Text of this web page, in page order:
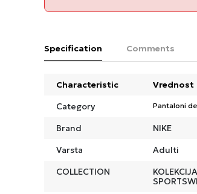
Specification Comments
Characteristic
Vrednost
Category
Pantaloni
Brand
NIKE
Varsta
Adulti
COLLECTION